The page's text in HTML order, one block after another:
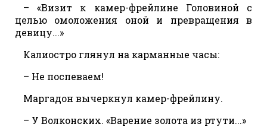
– «Визит к камер-фрейлине Головиной с
целью омоложения оной и превращения в
девицу...»
Калиостро глянул на карманные часы:
– Не поспеваем!
Маргадон вычеркнул камер-фрейлину.
– У Волконских. «Варение золота из ртути...»